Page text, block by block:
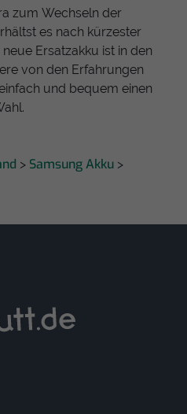
zum Wechseln der
es nach kürzester
Ersatzakku ist in den
von den Erfahrungen
und bequem einen
> Samsung Akku >